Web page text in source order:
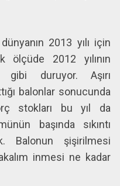
2013 yılı için
ölçüde 2012 yılının
gibi duruyor. Aşırı
balonlar sonucunda
stokları bu yıl da
başında sıkıntı
Balonun şişirilmesi
inmesi ne kadar